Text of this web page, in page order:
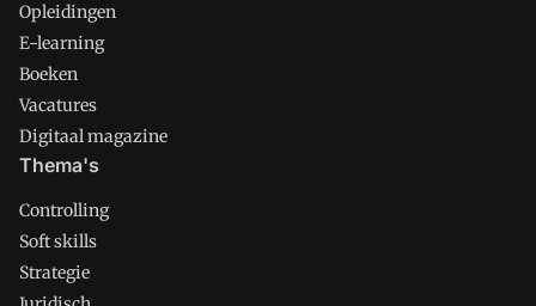
Opleidingen
E-learning
Boeken
Vacatures
Digitaal magazine
Thema's
Controlling
Soft skills
Strategie